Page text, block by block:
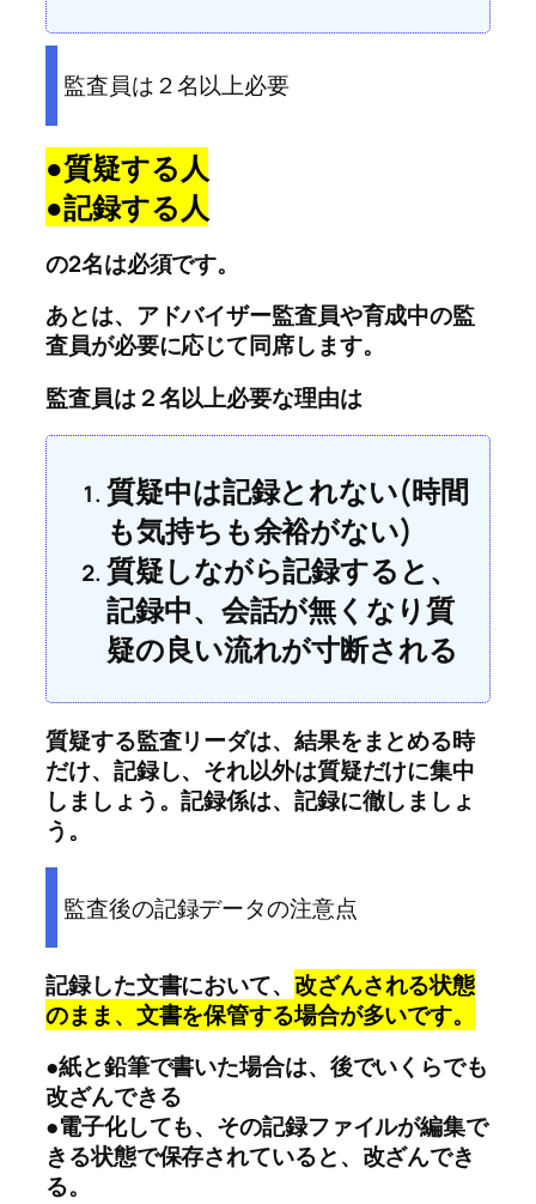
監査員は２名以上必要
●質疑する人
●記録する人
の2名は必須です。
あとは、アドバイザー監査員や育成中の監
査員が必要に応じて同席します。
監査員は２名以上必要な理由は
質疑中は記録とれない(時間
も気持ちも余裕がない)
質疑しながら記録すると、
記録中、会話が無くなり質
疑の良い流れが寸断される
質疑する監査リーダは、結果をまとめる時
だけ、記録し、それ以外は質疑だけに集中
しましょう。記録係は、記録に徹しましょ
う。
監査後の記録データの注意点
記録した文書において、 改ざんされる状態
のまま、文書を保管する場合が多いです。
●紙と鉛筆で書いた場合は、後でいくらでも
改ざんできる
●電子化しても、その記録ファイルが編集で
きる状態で保存されていると、改ざんでき
る。